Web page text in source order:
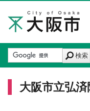
検索
大阪市立弘